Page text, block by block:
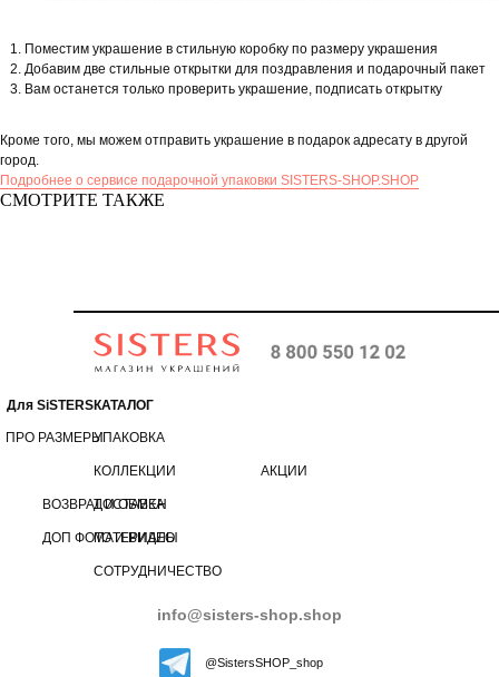
Поместим украшение в стильную коробку по размеру украшения
Добавим две стильные открытки для поздравления и подарочный пакет
Вам останется только проверить украшение, подписать открытку
Кроме того, мы можем отправить украшение в подарок адресату в другой
город.
Подробнее о сервисе подарочной упаковки SISTERS-SHOP.SHOP
СМОТРИТЕ ТАКЖЕ
КАТАЛОГ
Для SiSTERS
info@sisters-shop.shop
УПАКОВКА
ДОСТАВКА
КОЛЛЕКЦИИ
ПРО РАЗМЕРЫ
АКЦИИ
ВОЗВРАТ И ОБМЕН
ДОП ФОТО И ВИДЕО
@SistersSHOP_shop
МАТЕРИАЛЫ
СОТРУДНИЧЕСТВО